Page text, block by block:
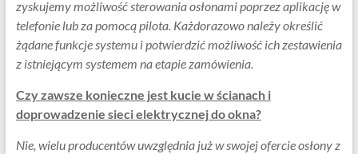
zyskujemy możliwość sterowania osłonami poprzez aplikację w
telefonie lub za pomocą pilota. Każdorazowo należy określić
żądane funkcje systemu i potwierdzić możliwość ich zestawienia
z istniejącym systemem na etapie zamówienia.
Czy zawsze konieczne jest kucie w ścianach i
doprowadzenie sieci elektrycznej do okna?
Nie, wielu producentów uwzględnia już w swojej ofercie osłony z